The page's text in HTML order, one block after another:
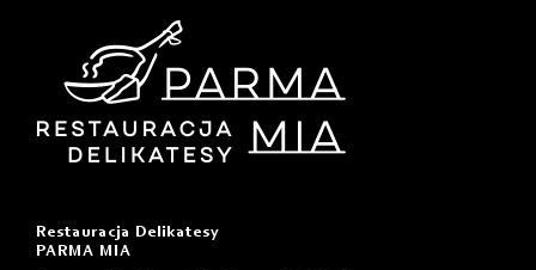
Restauracja Delikatesy
PARMA MIA